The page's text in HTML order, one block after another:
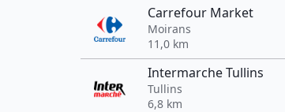
Carrefour Market
Moirans
11,0 km
Intermarche Tullins
Tullins
6,8 km